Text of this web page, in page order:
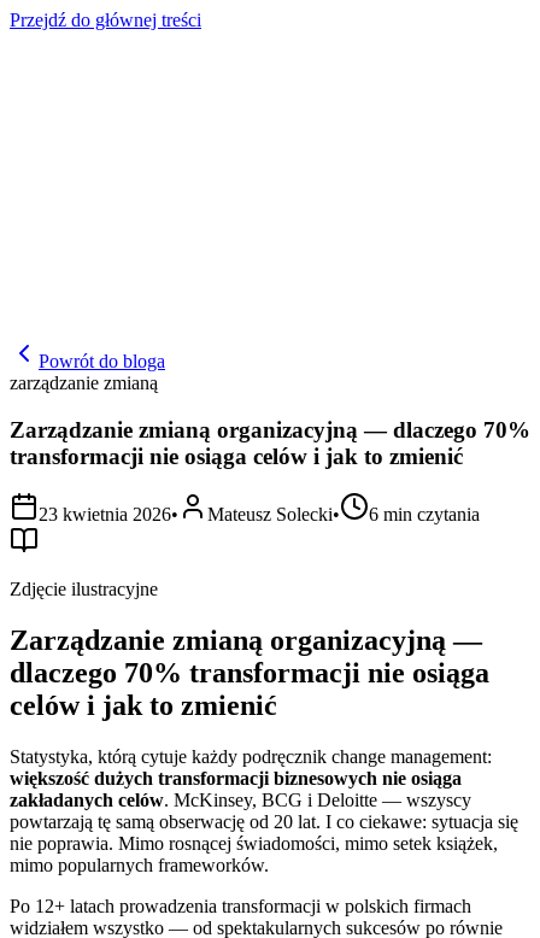
Przejdź do głównej treści
Powrót do bloga
zarządzanie zmianą
Zarządzanie zmianą organizacyjną — dlaczego 70%
transformacji nie osiąga celów i jak to zmienić
23 kwietnia 2026• Mateusz Solecki• 6 min czytania
Zdjęcie ilustracyjne
Zarządzanie zmianą organizacyjną —
dlaczego 70% transformacji nie osiąga
celów i jak to zmienić
Statystyka, którą cytuje każdy podręcznik change management:
większość dużych transformacji biznesowych nie osiąga
zakładanych celów. McKinsey, BCG i Deloitte — wszyscy
powtarzają tę samą obserwację od 20 lat. I co ciekawe: sytuacja się
nie poprawia. Mimo rosnącej świadomości, mimo setek książek,
mimo popularnych frameworków.
Po 12+ latach prowadzenia transformacji w polskich firmach
widziałem wszystko — od spektakularnych sukcesów po równie